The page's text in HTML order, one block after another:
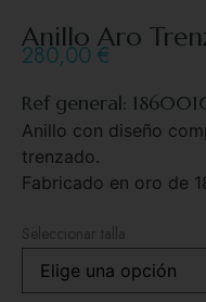
Anillo Aro
280,00 €
Ref general:
Anillo con diseño
trenzado.
Fabricado en oro de